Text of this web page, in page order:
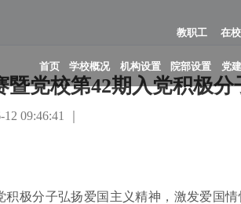
在
教职工
党
院部设置
机构设置
学校概况
首页
党校第42期入党积极分
09:46:41 ｜
极分子弘扬爱国主义精神，激发爱国